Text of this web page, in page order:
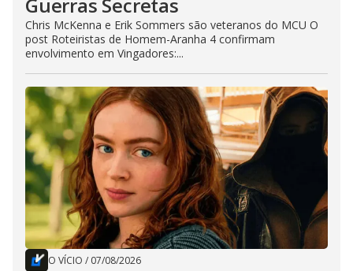
Chris McKenna e Erik Sommers são veteranos do MCU O
post Roteiristas de Homem-Aranha 4 confirmam
envolvimento em Vingadores:...
O VÍCIO / 07/08/2026